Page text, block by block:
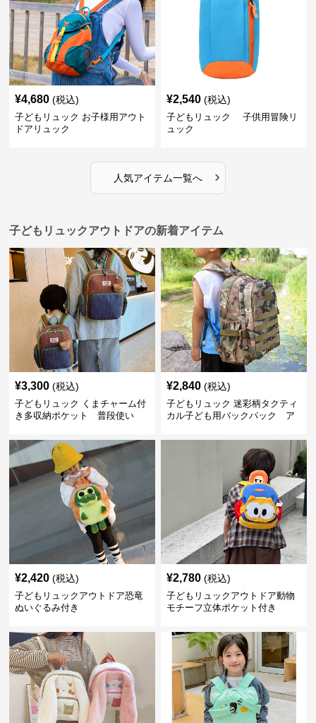
¥4,680 (税込)
子どもリュック お子様用アウト
ドアリュック
¥2,540 (税込)
子どもリュック 子供用冒険リ
ュック
人気アイテム一覧へ ›
子どもリュックアウトドアの新着アイテム
¥3,300 (税込)
子どもリュック くまチャーム付
き多収納ポケット 普段使い
¥2,840 (税込)
子どもリュック 迷彩柄タクティ
カル子ども用バックパック ア
¥2,420 (税込)
子どもリュックアウトドア恐竜
ぬいぐるみ付き
¥2,780 (税込)
子どもリュックアウトドア動物
モチーフ立体ポケット付き